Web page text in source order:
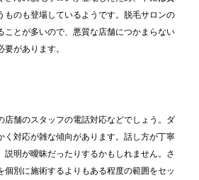
ものも登場しているようです。脱毛サロンの
ことが多いので、悪質な店舗につかまらない
があります。
店舗のスタッフの電話対応などでしょう。ダ
く対応が雑な傾向があります。話し方が丁寧
説明が曖昧だったりするかもしれません。さ
個別に施術するよりもある程度の範囲をセッ